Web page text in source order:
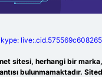
sitesi, herhangi bir
bulunmamaktadır.